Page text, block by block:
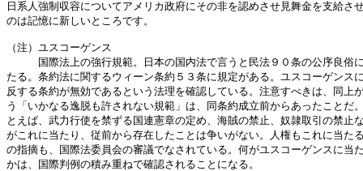
日系人強制収容についてアメリカ政府にその非を認めさせ見舞金を支給さ
のは記憶に新しいところです。
（注）ユスコーゲンス
国際法上の強行規範。日本の国内法で言うと民法９０条の公序良俗
たる。条約法に関するウィーン条約５３条に規定がある。ユスコーゲンス
反する条約が無効であるという法理を確認している。注意すべきは、同上
う「いかなる逸脱も許されない規範」は、同条約成立前からあったことだ
とえば、武力行使を禁ずる国連憲章の定め、海賊の禁止、奴隷取引の禁止
がこれに当たり、従前から存在したことは争いがない。人権もこれに当た
の指摘も、国際法委員会の審議でなされている。何がユスコーゲンスに当
かは、国際判例の積み重ねで確認されることになる。